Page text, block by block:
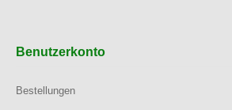
Benutzerkonto
Bestellungen